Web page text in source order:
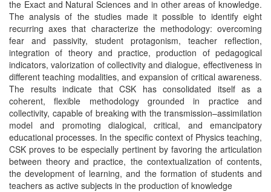
the Exact and Natural Sciences and in other areas of knowledge.
The analysis of the studies made it possible to identify eight
recurring axes that characterize the methodology: overcoming
fear and passivity, student protagonism, teacher reflection,
integration of theory and practice, production of pedagogical
indicators, valorization of collectivity and dialogue, effectiveness in
different teaching modalities, and expansion of critical awareness.
The results indicate that CSK has consolidated itself as a
coherent, flexible methodology grounded in practice and
collectivity, capable of breaking with the transmission–assimilation
model and promoting dialogical, critical, and emancipatory
educational processes. In the specific context of Physics teaching,
CSK proves to be especially pertinent by favoring the articulation
between theory and practice, the contextualization of contents,
the development of learning, and the formation of students and
teachers as active subjects in the production of knowledge